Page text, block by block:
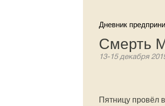
Дневник
Смерть
13-15 декабря
Пятницу провёл